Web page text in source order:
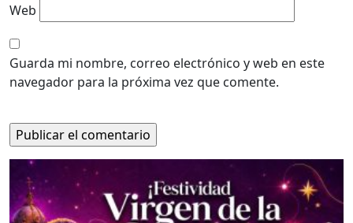
Web
Guarda mi nombre, correo electrónico y web en este
navegador para la próxima vez que comente.